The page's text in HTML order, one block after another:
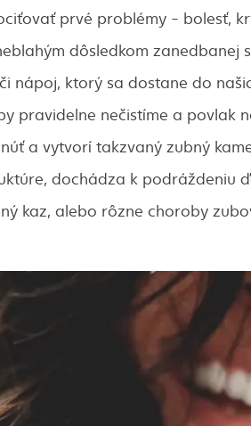
prvé problémy - bolesť,
dôsledkom zanedbanej
nápoj, ktorý sa dostane do
pravidelne nečistíme a povlak
a vytvorí takzvaný zubný
dochádza k podráždeniu
kaz, alebo rôzne choroby